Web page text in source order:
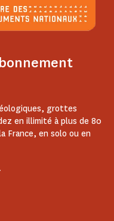
grottes
en illimité à plus de 80
France, en solo ou en